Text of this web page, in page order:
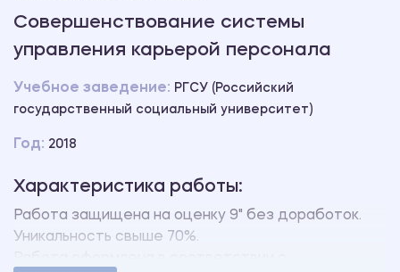
Совершенствование системы
управления карьерой персонала
Учебное заведение: РГСУ (Российский
государственный социальный университет)
Год: 2018
Характеристика работы:
Работа защищена на оценку 9" без доработок.
Уникальность свыше 70%.